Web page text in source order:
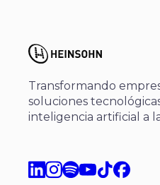
Transformando
soluciones
inteligencia artificial a